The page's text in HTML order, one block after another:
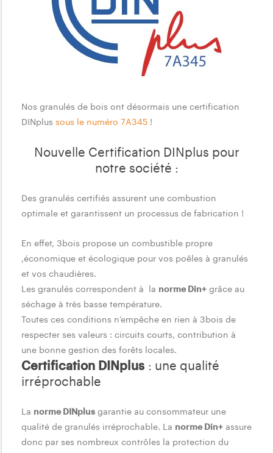
N
e
l
e
c
e
r
t
i
f
c
a
Nos granulés de bois ont désormais une certification
DINplus sous le numéro 7A345 !
Nouvelle Certification DINplus pour
notre société :
Des granulés certifiés assurent une combustion
optimale et garantissent un processus de fabrication !
En effet, 3bois propose un combustible propre
,économique et écologique pour vos poêles à granulés
et vos chaudières.
Les granulés correspondent à la norme Din+ grâce au
séchage à très basse température.
Toutes ces conditions n’empêche en rien à 3bois de
respecter ses valeurs : circuits courts, contribution à
une bonne gestion des forêts locales.
Certification DINplus : une qualité
irréprochable
La norme DINplus garantie au consommateur une
qualité de granulés irréprochable. La norme Din+ assure
donc par ses nombreux contrôles la protection du